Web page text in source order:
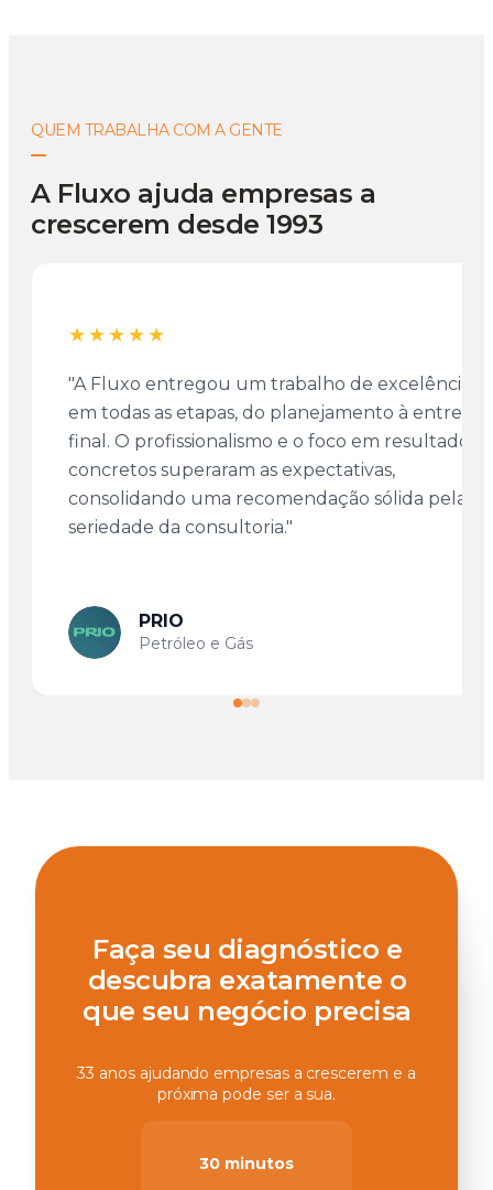
QUEM TRABALHA COM A GENTE
A Fluxo ajuda empresas a
crescerem desde 1993
★★★★★
"A Fluxo entregou um trabalho de excelência
em todas as etapas, do planejamento à entrega
final. O profissionalismo e o foco em resultados
concretos superaram as expectativas,
consolidando uma recomendação sólida pela
seriedade da consultoria."
PRIO
Petróleo e Gás
Faça seu diagnóstico e
descubra exatamente o
que seu negócio precisa
33 anos ajudando empresas a crescerem e a
próxima pode ser a sua.
30 minutos